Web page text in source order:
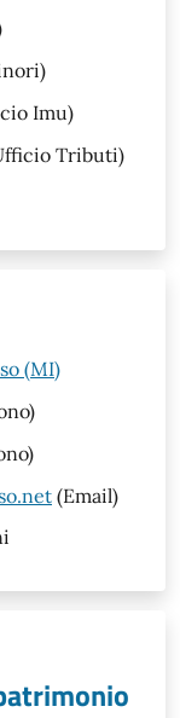
Imu)
Tributi)
(MI)
(Email)